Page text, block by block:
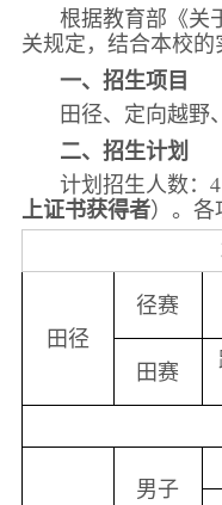
根据教育部《关
关规定，结合本校
一、招生项目
田径、定向越野
二、招生计划
计划招生人数：
上证书获得者）。各
田径
径赛
田赛
男子